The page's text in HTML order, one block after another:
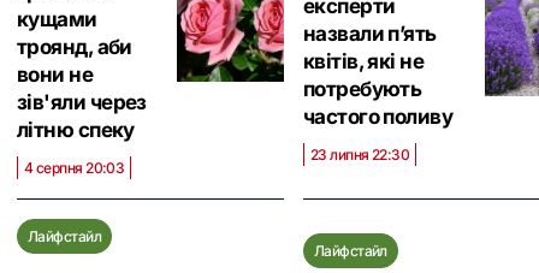
кущами
троянд, аби
вони не
зів'яли через
літню спеку
4 серпня 20:03
експерти
назвали п’ять
квітів, які не
потребують
частого поливу
23 липня 22:30
Лайфстайл
Лайфстайл